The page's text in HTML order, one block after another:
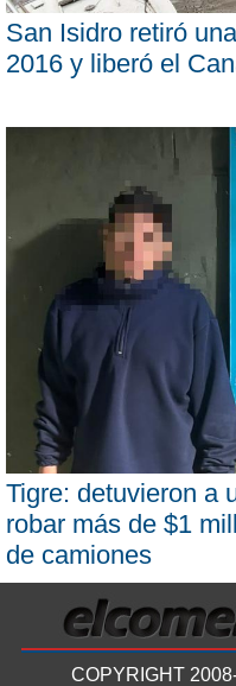
San Isidro retiró
2016 y liberó el
Tigre: detuvieron a
robar más de $1
de camiones
COPYRIGHT